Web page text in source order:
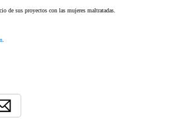
de sus proyectos con las mujeres maltratadas.